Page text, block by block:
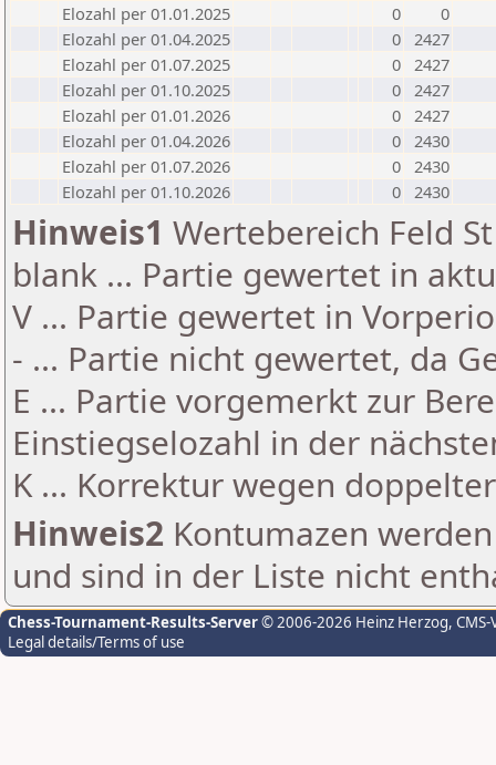
Elozahl per 01.01.2025
0
0
Elozahl per 01.04.2025
0 2427
Elozahl per 01.07.2025
0 2427
Elozahl per 01.10.2025
0 2427
Elozahl per 01.01.2026
0 2427
Elozahl per 01.04.2026
0 2430
Elozahl per 01.07.2026
0 2430
Elozahl per 01.10.2026
0 2430
Hinweis1 Wertebereich Feld
blank ... Partie gewertet in
V ... Partie gewertet in
- ... Partie nicht gewertet, da
E ... Partie vorgemerkt zur
Einstiegselozahl in der
K ... Korrektur wegen
Hinweis2 Kontumazen
und sind in der Liste nicht
Chess-Tournament-Results-Server© 2006-2026 Heinz Herzog,
Legal details/Terms of use